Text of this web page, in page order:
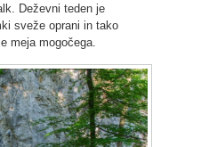
Deževni teden je
sveže oprani in tako
meja mogočega.